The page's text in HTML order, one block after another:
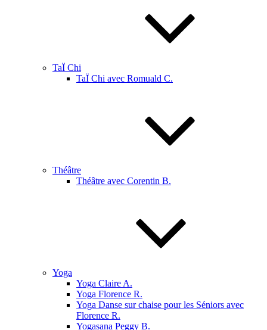
TaÏ Chi
TaÏ Chi avec Romuald C.
Théâtre
Théâtre avec Corentin B.
Yoga
Yoga Claire A.
Yoga Florence R.
Yoga Danse sur chaise pour les Séniors avec
Florence R.
Yogasana Peggy B.